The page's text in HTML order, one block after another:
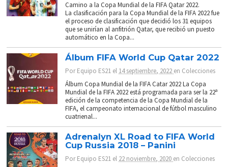
Camino a la Copa Mundial de la FIFA Qatar 2022.
La clasificación para la Copa Mundial de la FIFA 2022 fue
el proceso de clasificación que decidió los 31 equipos
que se unirían al anfitrión Qatar, que recibió un puesto
automático en la Copa...
Álbum FIFA World Cup Qatar 2022
PorEquipo ES21 el 14 septiembre, 2022 en Colecciones
Álbum Copa Mundial de la FIFA Catar 2022 La Copa
Mundial de la FIFA 2022 está programada para ser la 22ª
edición de la competencia de la Copa Mundial de la
FIFA, el campeonato internacional de fútbol masculino
cuatrienal...
Adrenalyn XL Road to FIFA World
Cup Russia 2018 – Panini
PorEquipo ES21 el 22 noviembre, 2020 en Colecciones